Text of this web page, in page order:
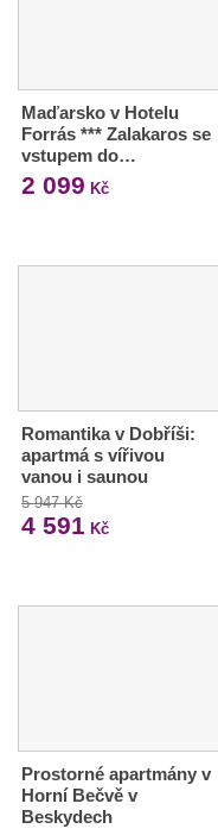
Maďarsko v Hotelu
Forrás *** Zalakaros se
vstupem do…
2 099 Kč
Romantika v Dobříši:
apartmá s vířivou
vanou i saunou
5 947 Kč
4 591 Kč
Prostorné apartmány v
Horní Bečvě v
Beskydech